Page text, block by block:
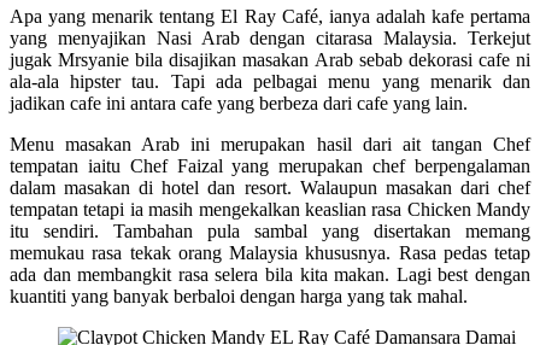
Apa yang menarik tentang El Ray Café, ianya adalah kafe pertama
yang menyajikan Nasi Arab dengan citarasa Malaysia. Terkejut
jugak Mrsyanie bila disajikan masakan Arab sebab dekorasi cafe ni
ala-ala hipster tau. Tapi ada pelbagai menu yang menarik dan
jadikan cafe ini antara cafe yang berbeza dari cafe yang lain.
Menu masakan Arab ini merupakan hasil dari ait tangan Chef
tempatan iaitu Chef Faizal yang merupakan chef berpengalaman
dalam masakan di hotel dan resort. Walaupun masakan dari chef
tempatan tetapi ia masih mengekalkan keaslian rasa Chicken Mandy
itu sendiri. Tambahan pula sambal yang disertakan memang
memukau rasa tekak orang Malaysia khususnya. Rasa pedas tetap
ada dan membangkit rasa selera bila kita makan. Lagi best dengan
kuantiti yang banyak berbaloi dengan harga yang tak mahal.